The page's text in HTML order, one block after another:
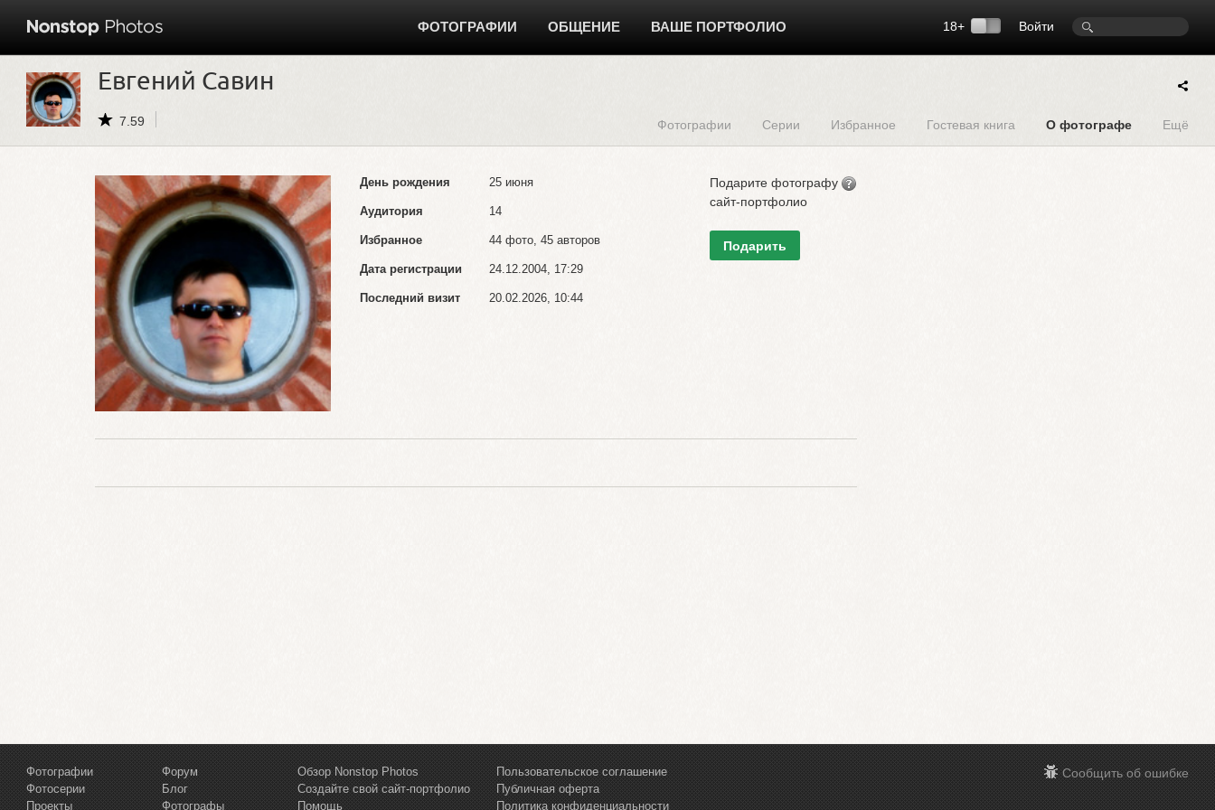
Войти
18+
ФОТОГРАФИИ ОБЩЕНИЕ ВАШЕ ПОРТФОЛИО
Евгений Савин
7.59 Фотографии Серии Избранное Гостевая книга О фотографе Ещё
День рождения 25 июня
Аудитория 14
Избранное 44 фото, 45 авторов
Дата регистрации 24.12.2004, 17:29
Последний визит 20.02.2026, 10:44
Подарите фотографу
сайт-портфолио
Подарить
Фотографии
Фотосерии
Проекты
Форум
Блог
Фотографы
Обзор Nonstop Photos
Создайте свой сайт-портфолио
Помощь
Пользовательское соглашение
Публичная оферта
Политика конфиденциальности
Сообщить об ошибке